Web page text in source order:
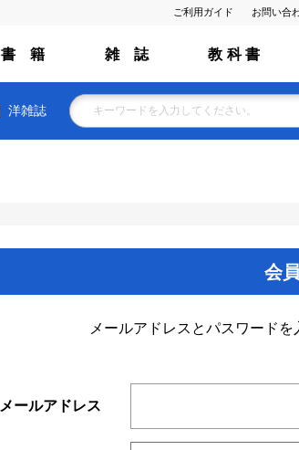
ご利用ガイド お問い合
書 籍 雑 誌 教 科 書
洋雑誌
会
メールアドレスとパスワードを
メールアドレス